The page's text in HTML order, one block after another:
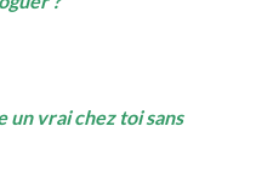
un vrai chez toi sans